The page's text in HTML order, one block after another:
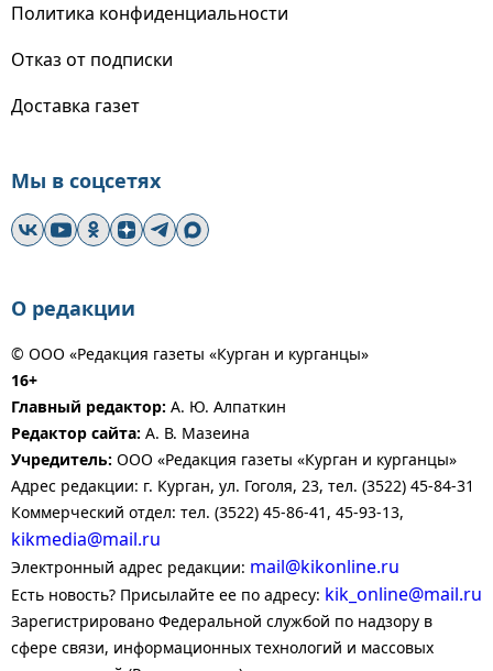
Политика конфиденциальности
Отказ от подписки
Доставка газет
Мы в соцсетях
О редакции
© ООО «Редакция газеты «Курган и курганцы»
16+
Главный редактор: А. Ю. Алпаткин
Редактор сайта: А. В. Мазеина
Учредитель: ООО «Редакция газеты «Курган и курганцы»
Адрес редакции: г. Курган, ул. Гоголя, 23, тел. (3522) 45-84-31
Коммерческий отдел: тел. (3522) 45-86-41, 45-93-13,
kikmedia@mail.ru
Электронный адрес редакции: mail@kikonline.ru
Есть новость? Присылайте ее по адресу: kik_online@mail.ru
Зарегистрировано Федеральной службой по надзору в
сфере связи, информационных технологий и массовых